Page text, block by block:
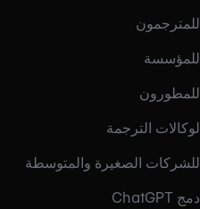
للمترجمون
للمؤسسة
للمطورون
لوكالات الترجمة
للشركات الصغيرة والمتوسطة
دمج ChatGPT